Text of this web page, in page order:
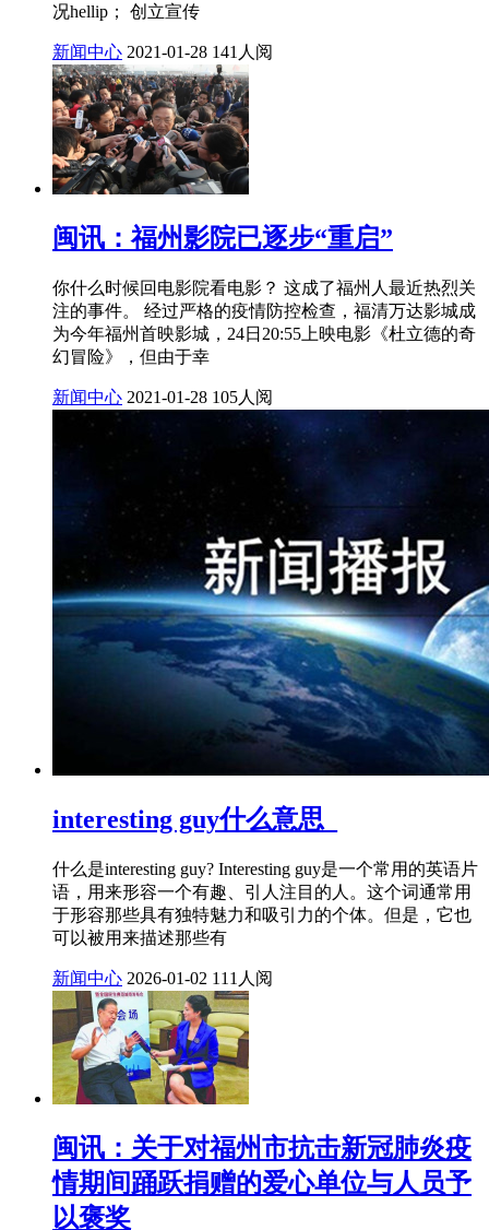
况hellip； 创立宣传
新闻中心 2021-01-28 141人阅
闽讯：福州影院已逐步“重启”
你什么时候回电影院看电影？ 这成了福州人最近热烈关
注的事件。 经过严格的疫情防控检查，福清万达影城成
为今年福州首映影城，24日20:55上映电影《杜立德的奇
幻冒险》，但由于幸
新闻中心 2021-01-28 105人阅
interesting guy什么意思_
什么是interesting guy? Interesting guy是一个常用的英语片
语，用来形容一个有趣、引人注目的人。这个词通常用
于形容那些具有独特魅力和吸引力的个体。但是，它也
可以被用来描述那些有
新闻中心 2026-01-02 111人阅
闽讯：关于对福州市抗击新冠肺炎疫
情期间踊跃捐赠的爱心单位与人员予
以褒奖